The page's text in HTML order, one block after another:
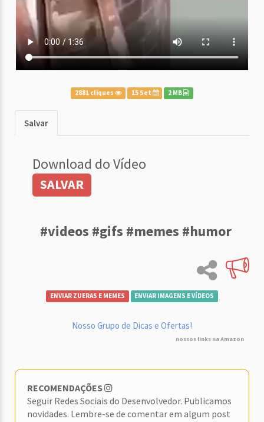
2881 cliques 15 Set 2 MB
Salvar
Download do Vídeo
SALVAR
#videos #gifs #memes #humor
ENVIAR ZUERAS E MEMES ENVIAR IMAGENS E VÍDEOS
Nosso Grupo de Dicas e Ofertas!
nossos links na Amazon
RECOMENDAÇÕES
Seguir Redes Sociais do Desenvolvedor. Publicamos
novidades. Lembre-se de comentar em algum post